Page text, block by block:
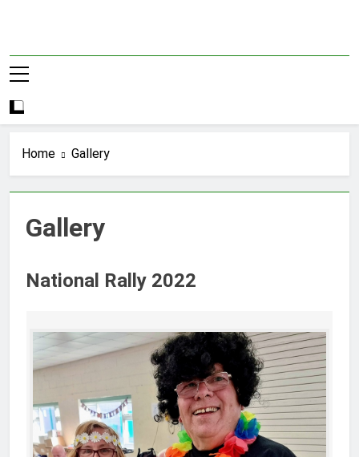
Home Gallery
Gallery
National Rally 2022